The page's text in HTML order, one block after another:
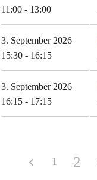
11:00 - 13:00
3. September 2026
15:30 - 16:15
3. September 2026
16:15 - 17:15
1 2